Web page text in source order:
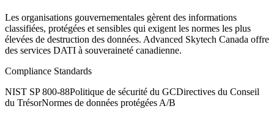
Les organisations gouvernementales gèrent des informations
classifiées, protégées et sensibles qui exigent les normes les plus
élevées de destruction des données. Advanced Skytech Canada offre
des services DATI à souveraineté canadienne.
Compliance Standards
NIST SP 800-88Politique de sécurité du GCDirectives du Conseil
du TrésorNormes de données protégées A/B